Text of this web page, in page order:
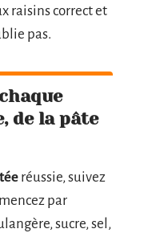
raisins correct et
pas.
de la pâte
réussie, suivez
par
sucre, sel,